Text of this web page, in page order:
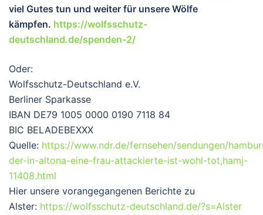
viel Gutes tun und weiter für unsere Wölfe
kämpfen. https://wolfsschutz-
deutschland.de/spenden-2/
Oder:
Wolfsschutz-Deutschland e.V.
Berliner Sparkasse
IBAN DE79 1005 0000 0190 7118 84
BIC BELADEBEXXX
Quelle: https://www.ndr.de/fernsehen/sendungen/
der-in-altona-eine-frau-attackierte-ist-wohl-tot,hamj-
11408.html
Hier unsere vorangegangenen Berichte zu
Alster: https://wolfsschutz-deutschland.de/?s=Alster